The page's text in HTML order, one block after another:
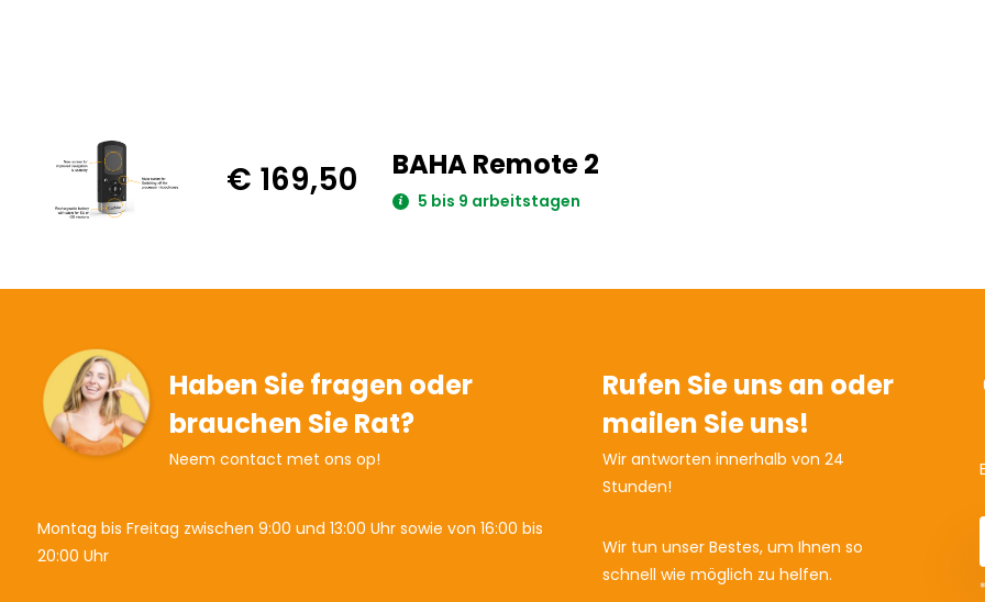
€ 169,50 BAHA Remote 2
5 bis 9 arbeitstagen
Haben Sie fragen oder
brauchen Sie Rat?
Neem contact met ons op!
Montag bis Freitag zwischen 9:00 und 13:00 Uhr sowie von 16:00 bis
20:00 Uhr
Rufen Sie uns an oder
mailen Sie uns!
Wir antworten innerhalb von 24
Stunden!
Wir tun unser Bestes, um Ihnen so
schnell wie möglich zu helfen.